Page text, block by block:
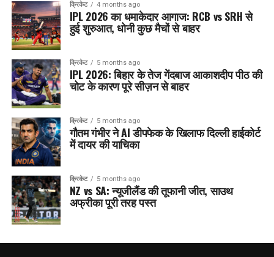
क्रिकेट 4 months ago
IPL 2026 का धमाकेदार आगाज: RCB vs SRH से
हुई शुरुआत, धोनी कुछ मैचों से बाहर
क्रिकेट 5 months ago
IPL 2026: बिहार के तेज गेंदबाज आकाशदीप पीठ की
चोट के कारण पूरे सीज़न से बाहर
क्रिकेट 5 months ago
गौतम गंभीर ने AI डीपफेक के खिलाफ दिल्ली हाईकोर्ट
में दायर की याचिका
क्रिकेट 5 months ago
NZ vs SA: न्यूजीलैंड की तूफानी जीत, साउथ
अफ्रीका पूरी तरह पस्त